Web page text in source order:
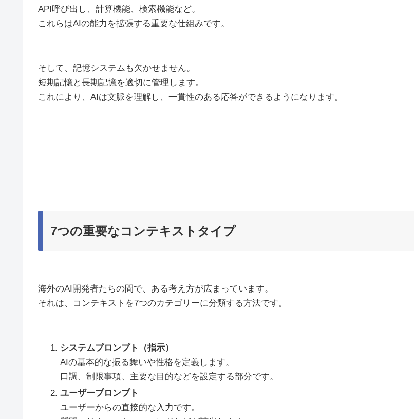
API呼び出し、計算機能、検索機能など。
これらはAIの能力を拡張する重要な仕組みです。
そして、記憶システムも欠かせません。
短期記憶と長期記憶を適切に管理します。
これにより、AIは文脈を理解し、一貫性のある応答ができるようになります。
7つの重要なコンテキストタイプ
海外のAI開発者たちの間で、ある考え方が広まっています。
それは、コンテキストを7つのカテゴリーに分類する方法です。
システムプロンプト（指示）
AIの基本的な振る舞いや性格を定義します。
口調、制限事項、主要な目的などを設定する部分です。
ユーザープロンプト
ユーザーからの直接的な入力です。